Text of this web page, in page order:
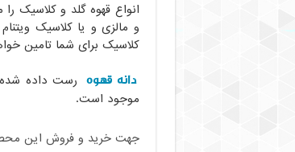
انواع قهوه گلد و کلاسیک
و مالزی و یا کلاسیک
کلاسیک برای شما تامین
دانه قهوه رست داده
موجود است.
جهت خرید و فروش این